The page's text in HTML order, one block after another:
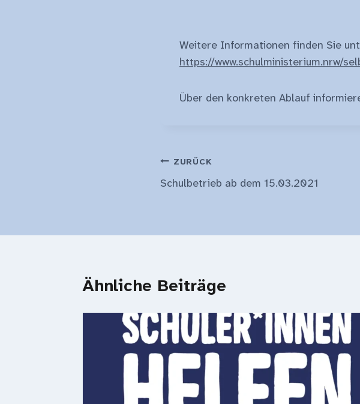
Weitere Informationen finden Sie
https://www.schulministerium.nrw/
Über den konkreten Ablauf
Beitragsnavigation
ZURÜCK
Schulbetrieb ab dem 15.03.2021
Ähnliche Beiträge